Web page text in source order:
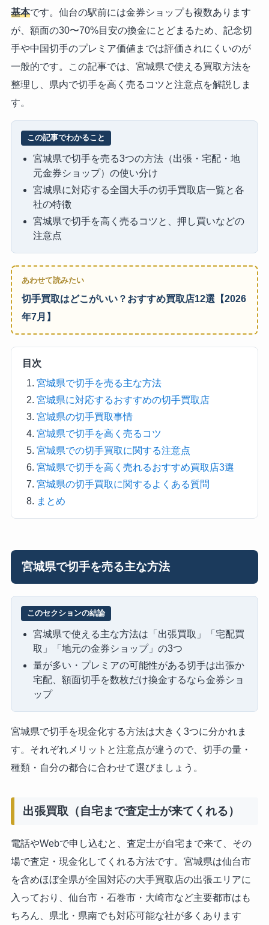
基本です。仙台の駅前には金券ショップも複数あります
が、額面の30〜70%目安の換金にとどまるため、記念切
手や中国切手のプレミア価値までは評価されにくいのが
一般的です。この記事では、宮城県で使える買取方法を
整理し、県内で切手を高く売るコツと注意点を解説しま
す。
この記事でわかること
宮城県で切手を売る3つの方法（出張・宅配・地
元金券ショップ）の使い分け
宮城県に対応する全国大手の切手買取店一覧と各
社の特徴
宮城県で切手を高く売るコツと、押し買いなどの
注意点
あわせて読みたい
切手買取はどこがいい？おすすめ買取店12選【2026
年7月】
目次
宮城県で切手を売る主な方法
宮城県に対応するおすすめの切手買取店
宮城県の切手買取事情
宮城県で切手を高く売るコツ
宮城県での切手買取に関する注意点
宮城県で切手を高く売れるおすすめ買取店3選
宮城県の切手買取に関するよくある質問
まとめ
宮城県で切手を売る主な方法
このセクションの結論
宮城県で使える主な方法は「出張買取」「宅配買
取」「地元の金券ショップ」の3つ
量が多い・プレミアの可能性がある切手は出張か
宅配、額面切手を数枚だけ換金するなら金券ショ
ップ
宮城県で切手を現金化する方法は大きく3つに分かれま
す。それぞれメリットと注意点が違うので、切手の量・
種類・自分の都合に合わせて選びましょう。
出張買取（自宅まで査定士が来てくれる）
電話やWebで申し込むと、査定士が自宅まで来て、その
場で査定・現金化してくれる方法です。宮城県は仙台市
を含めほぼ全県が全国対応の大手買取店の出張エリアに
入っており、仙台市・石巻市・大崎市など主要都市はも
ちろん、県北・県南でも対応可能な社が多くあります